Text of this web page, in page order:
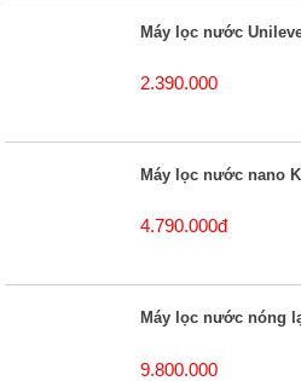
Máy lọc nước
2.390.000
Máy lọc nước nano
4.790.000đ
Máy lọc nước nóng
9.800.000